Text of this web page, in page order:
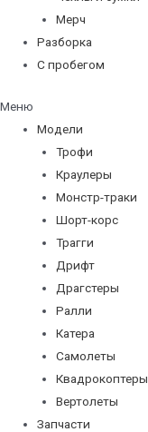
Мерч
Разборка
С пробегом
Меню
Модели
Трофи
Краулеры
Монстр-траки
Шорт-корс
Трагги
Дрифт
Драгстеры
Ралли
Катера
Самолеты
Квадрокоптеры
Вертолеты
Запчасти